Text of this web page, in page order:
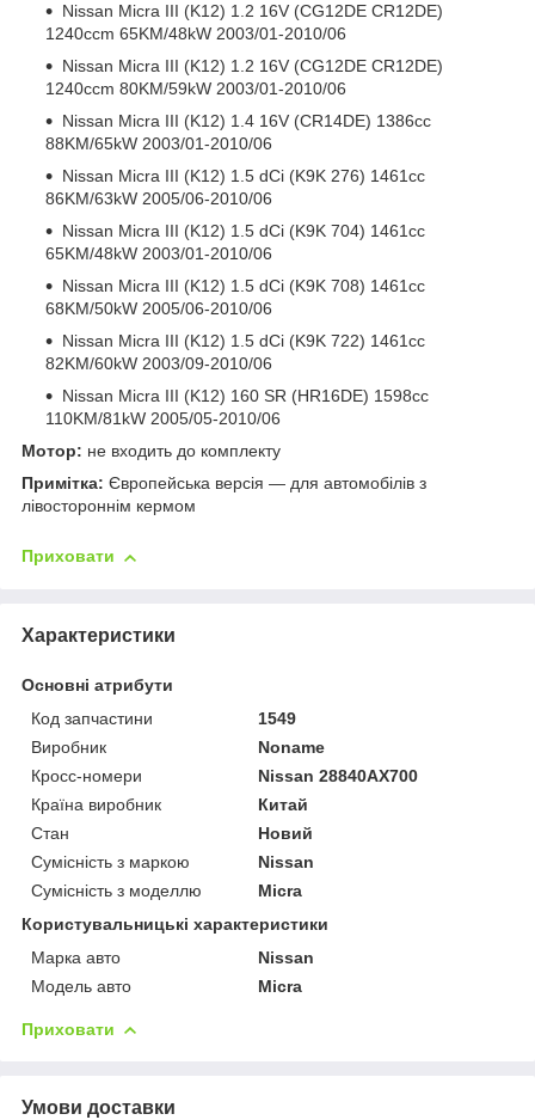
Nissan Micra III (K12) 1.2 16V (CG12DE CR12DE)
1240ccm 65KM/48kW 2003/01-2010/06
Nissan Micra III (K12) 1.2 16V (CG12DE CR12DE)
1240ccm 80KM/59kW 2003/01-2010/06
Nissan Micra III (K12) 1.4 16V (CR14DE) 1386cc
88KM/65kW 2003/01-2010/06
Nissan Micra III (K12) 1.5 dCi (K9K 276) 1461cc
86KM/63kW 2005/06-2010/06
Nissan Micra III (K12) 1.5 dCi (K9K 704) 1461cc
65KM/48kW 2003/01-2010/06
Nissan Micra III (K12) 1.5 dCi (K9K 708) 1461cc
68KM/50kW 2005/06-2010/06
Nissan Micra III (K12) 1.5 dCi (K9K 722) 1461cc
82KM/60kW 2003/09-2010/06
Nissan Micra III (K12) 160 SR (HR16DE) 1598cc
110KM/81kW 2005/05-2010/06
Мотор: не входить до комплекту
Примітка: Європейська версія — для автомобілів з
лівостороннім кермом
Приховати
Характеристики
Основні атрибути
Код запчастини
1549
Виробник
Noname
Кросс-номери
Nissan 28840AX700
Країна виробник
Китай
Стан
Новий
Сумісність з маркою
Nissan
Сумісність з моделлю
Micra
Користувальницькі характеристики
Марка авто
Nissan
Модель авто
Micra
Приховати
Умови доставки